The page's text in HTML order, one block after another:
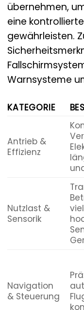
übernehmen,
eine
gewährleisten.
Warnsysteme
KATEGORIE
Antrieb &
Effizienz
Nutzlast &
Sensorik
Navigation
& Steuerung